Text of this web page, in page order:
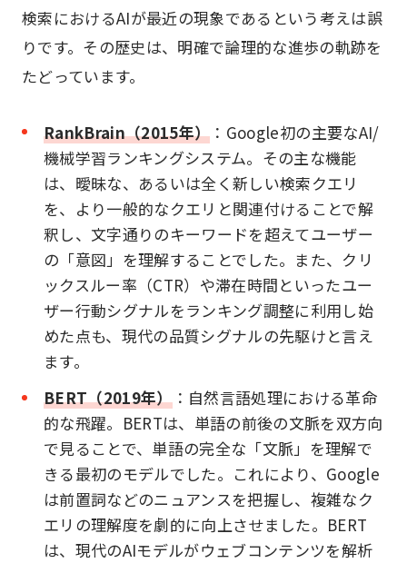
検索におけるAIが最近の現象であるという考えは誤
りです。その歴史は、明確で論理的な進歩の軌跡を
たどっています。
RankBrain（2015年） ：Google初の主要なAI/
機械学習ランキングシステム。その主な機能
は、曖昧な、あるいは全く新しい検索クエリ
を、より一般的なクエリと関連付けることで解
釈し、文字通りのキーワードを超えてユーザー
の「意図」を理解することでした。また、クリ
ックスルー率（CTR）や滞在時間といったユー
ザー行動シグナルをランキング調整に利用し始
めた点も、現代の品質シグナルの先駆けと言え
ます。
BERT（2019年）：自然言語処理における革命
的な飛躍。BERTは、単語の前後の文脈を双方向
で見ることで、単語の完全な「文脈」を理解で
きる最初のモデルでした。これにより、Google
は前置詞などのニュアンスを把握し、複雑なク
エリの理解度を劇的に向上させました。BERT
は、現代のAIモデルがウェブコンテンツを解析